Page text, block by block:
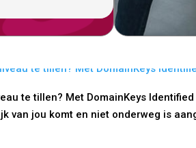
te tillen? Met DomainKeys
jou komt en niet onderweg is